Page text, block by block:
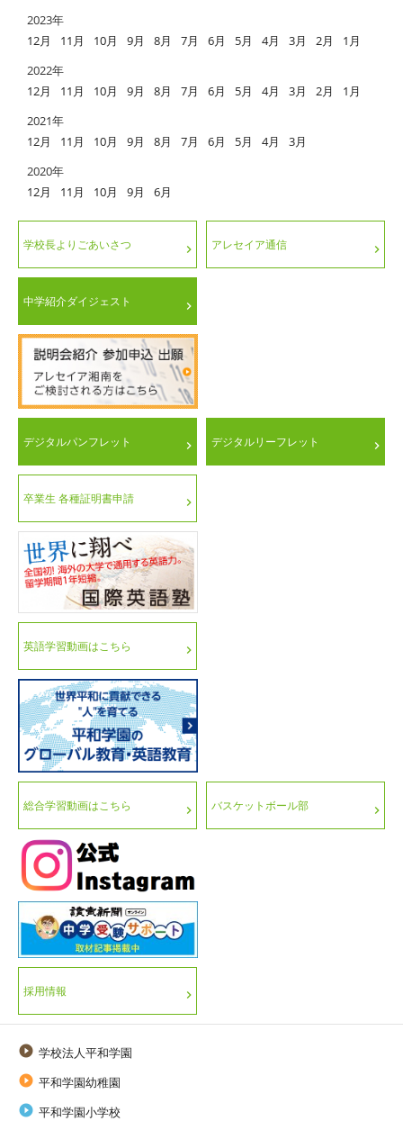
2023年
12月
11月 10月 9月 8月 7月 6月 5月 4月 3月 2月
1月
2022年
12月
11月 10月 9月 8月 7月 6月 5月 4月 3月 2月
1月
2021年
12月
11月 10月 9月 8月 7月 6月 5月 4月
3月
2020年
12月
11月 10月 9月 6月
学校長よりごあいさつ アレセイア通信
中学紹介ダイジェスト
デジタルパンフレット デジタルリーフレット
卒業生 各種証明書申請
英語学習動画はこちら
総合学習動画はこちら バスケットボール部
採用情報
 学校法人平和学園
 平和学園幼稚園
 平和学園小学校